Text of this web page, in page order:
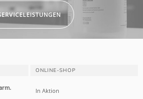
ONLINE-SHOP
In Aktion